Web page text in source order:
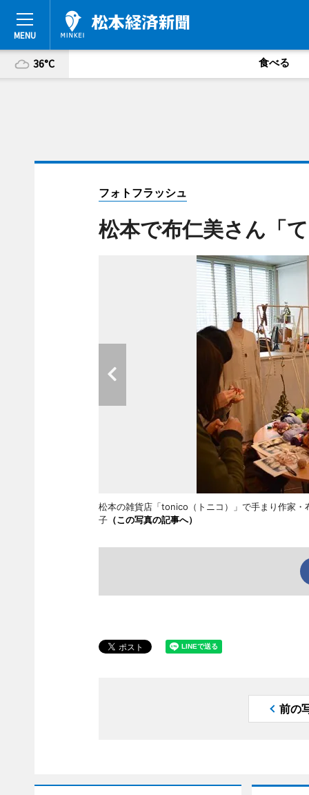
36°C 食べる
フォトフラッシュ
松本で布仁美さん「
松本の雑貨店「tonico（トニコ）」で手まり作家
子（この写真の記事へ）
前の